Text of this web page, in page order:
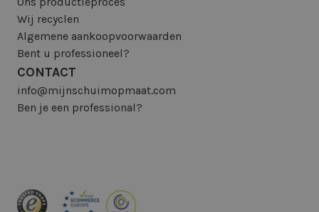
Wij recyclen
Algemene aankoopvoorwaarden
Bent u professioneel?
CONTACT
info@mijnschuimopmaat.com
Ben je een professional?